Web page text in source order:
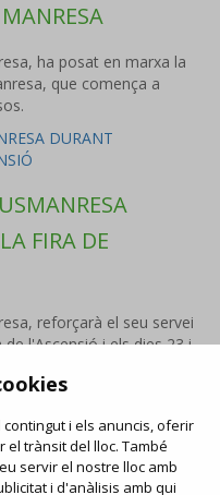
i els anuncis, oferir
trànsit del lloc. També
servir el nostre lloc amb
i d'anàlisis amb qui
ha posat en marxa la
que comença a
FIRA DE
reforçarà el seu servei
l'Ascensió i els dies 23 i
/Enllaços d'interès/
Informació publicitat